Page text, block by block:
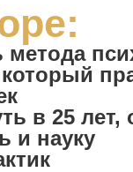
метода
в 25
и науку